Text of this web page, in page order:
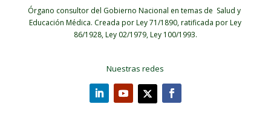
Órgano consultor del Gobierno Nacional en temas de Salud y
Educación Médica. Creada por Ley 71/1890, ratificada por Ley
86/1928, Ley 02/1979, Ley 100/1993.
Nuestras redes